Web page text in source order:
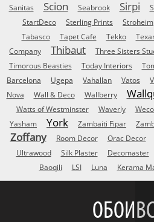
Sanitas
Scion Seabrook Sirpi
StartDeco
Sterling Prints Stroheim
Tabasco
Tapet Cafe Tekko
Company
Thibaut Three Sisters
Timorous Beasties
Today Interiors
Barcelona
Ugepa Vahallan Vatos
Nova
Wall & Deco Wallberry
Watts of Westminster
Waverly
Yasham
York Zambaiti Fipar
Zoffany Room Decor Orac Decor
Ultrawood
Silk Plaster Decomaster
Baoqili
LSI Luna Kerama
ОБОИ